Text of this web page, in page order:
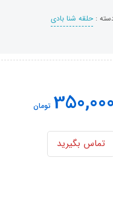
: حلقه شنا بادی
350,000 تومان
تماس بگیرید